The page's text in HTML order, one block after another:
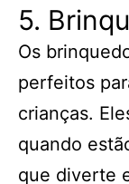
5.
Os
perfeitos
crianças.
quando
que diverte